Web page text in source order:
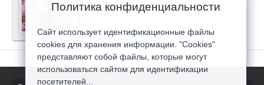
Политика конфиденциальности
Сайт использует идентификационные файлы
cookies для хранения информации. "Cookies"
представляют собой файлы, которые могут
использоваться сайтом для идентификации
посетителей...